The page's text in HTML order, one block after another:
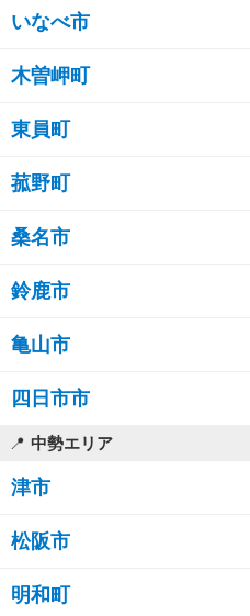
いなべ市
木曽岬町
東員町
菰野町
桑名市
鈴鹿市
亀山市
四日市市
中勢エリア
津市
松阪市
明和町